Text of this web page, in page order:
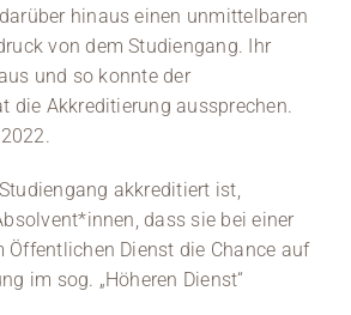
hinaus einen unmittelbaren
von dem Studiengang. Ihr
und so konnte der
die Akkreditierung aussprechen.
akkreditiert ist,
dass sie bei einer
Öffentlichen Dienst die Chance auf
im sog. „Höheren Dienst“